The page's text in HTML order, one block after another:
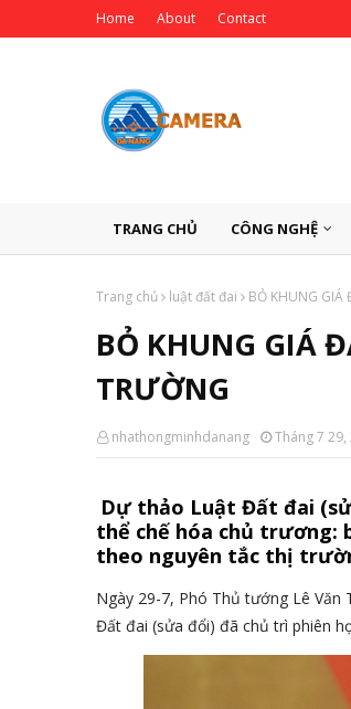
Home About Contact
TRANG CHỦ CÔNG NGHỆ
Trang chủ luật đất đai BỎ KHUNG GIÁ
BỎ KHUNG GIÁ
TRƯỜNG
nhathongminhdanang Tháng 7 29,
Dự thảo Luật Đất đai
thể chế hóa chủ trương:
theo nguyên tắc thị
Ngày 29-7, Phó Thủ tướng Lê
Đất đai (sửa đổi) đã chủ trì phiên